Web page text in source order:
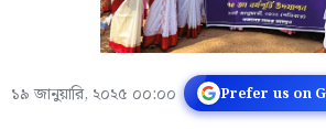
১৯ জানুয়ারি, ২০২৫ ০০:০০ Prefer us on